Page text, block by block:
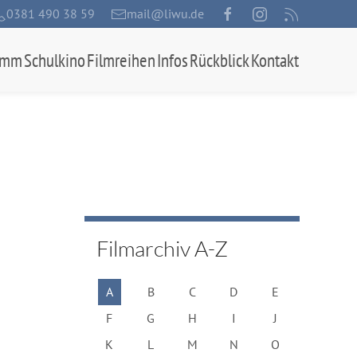
0381 490 38 59 mail@liwu.de
SchulkinoFilmreihenInfosRückblickKontakt
Filmarchiv A-Z
A B C D
E
F
G H I
J
K
L M N
O